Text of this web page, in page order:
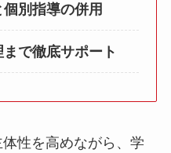
別指導の併用
で徹底サポート
性を高めながら、学